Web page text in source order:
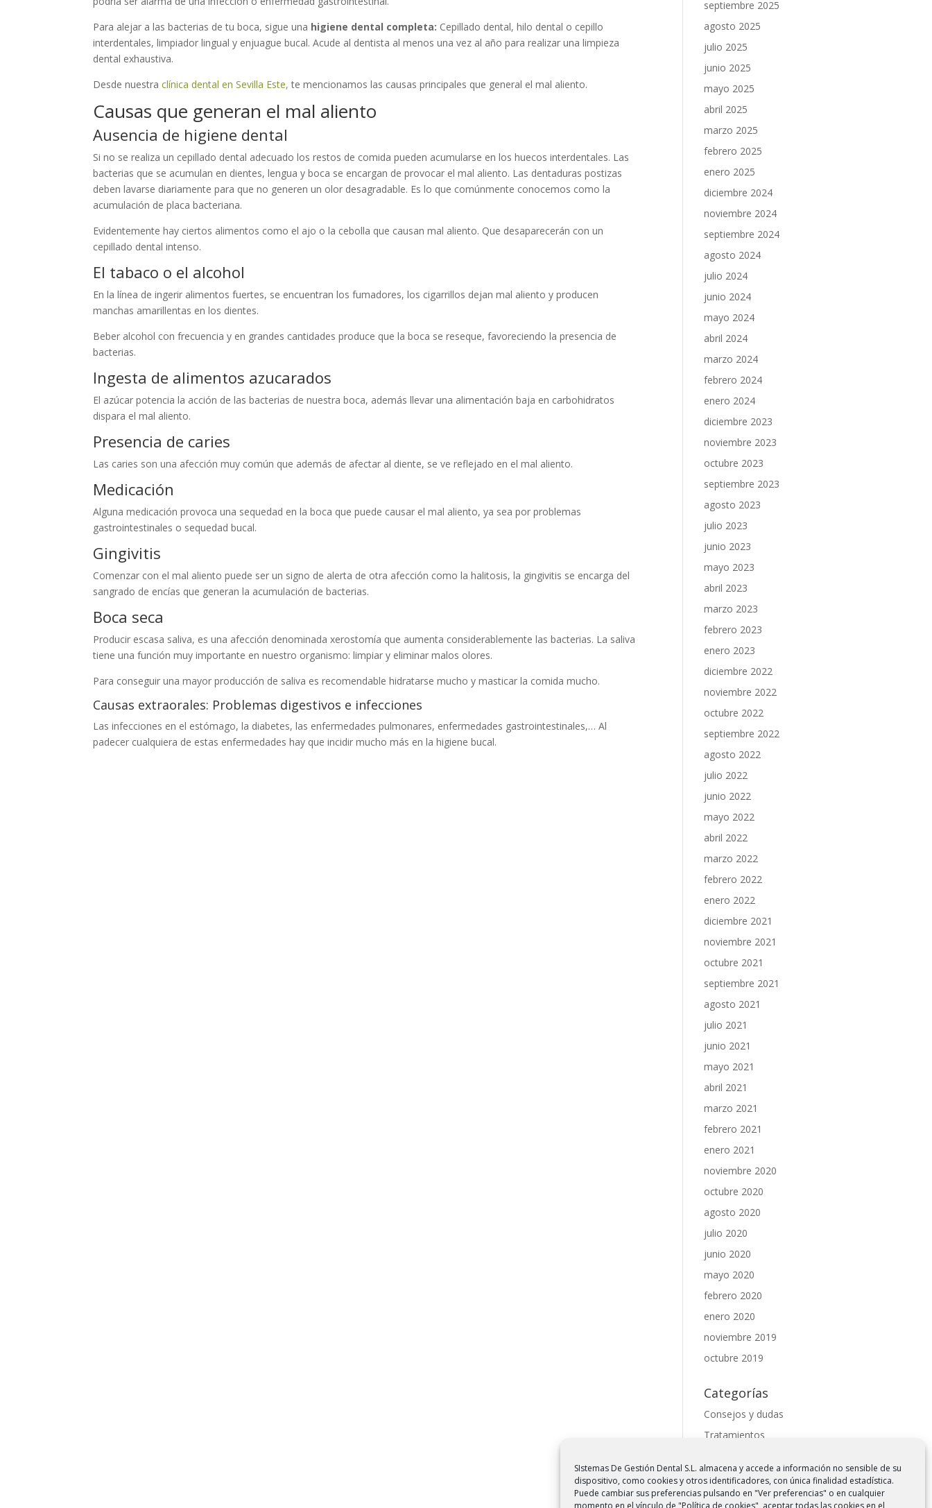
SIstemas De Gestión Dental S.L. almacena y accede a información no sensible de su
dispositivo, como cookies y otros identificadores, con única finalidad estadística.
Puede cambiar sus preferencias pulsando en "Ver preferencias" o en cualquier
momento en el vínculo de "Política de cookies", aceptar todas las cookies en el
Para alejar a las bacterias de tu boca, sigue una higiene dental completa: Cepillado dental, hilo dental o cepillo
interdentales, limpiador lingual y enjuague bucal. Acude al dentista al menos una vez al año para realizar una limpieza
dental exhaustiva.
Desde nuestraclínica dental en Sevilla Este, te mencionamos las causas principales que general el mal aliento.
Causas que generan el mal aliento
Ausencia de higiene dental
Si no se realiza un cepillado dental adecuado los restos de comida pueden acumularse en los huecos interdentales. Las
bacterias que se acumulan en dientes, lengua y boca se encargan de provocar el mal aliento. Las dentaduras postizas
deben lavarse diariamente para que no generen un olor desagradable. Es lo que comúnmente conocemos como la
acumulación de placa bacteriana.
Evidentemente hay ciertos alimentos como el ajo o la cebolla que causan mal aliento. Que desaparecerán con un
cepillado dental intenso.
El tabaco o el alcohol
En la línea de ingerir alimentos fuertes, se encuentran los fumadores, los cigarrillos dejan mal aliento y producen
manchas amarillentas en los dientes.
Beber alcohol con frecuencia y en grandes cantidades produce que la boca se reseque, favoreciendo la presencia de
bacterias.
Ingesta de alimentos azucarados
El azúcar potencia la acción de las bacterias de nuestra boca, además llevar una alimentación baja en carbohidratos
dispara el mal aliento.
Presencia de caries
Las caries son una afección muy común que además de afectar al diente, se ve reflejado en el mal aliento.
Medicación
Alguna medicación provoca una sequedad en la boca que puede causar el mal aliento, ya sea por problemas
gastrointestinales o sequedad bucal.
Gingivitis
Comenzar con el mal aliento puede ser un signo de alerta de otra afección como la halitosis, la gingivitis se encarga del
sangrado de encías que generan la acumulación de bacterias.
Boca seca
Producir escasa saliva, es una afección denominada xerostomía que aumenta considerablemente las bacterias. La saliva
tiene una función muy importante en nuestro organismo: limpiar y eliminar malos olores.
Para conseguir una mayor producción de saliva es recomendable hidratarse mucho y masticar la comida mucho.
Causas extraorales: Problemas digestivos e infecciones
Las infecciones en el estómago, la diabetes, las enfermedades pulmonares, enfermedades gastrointestinales,… Al
padecer cualquiera de estas enfermedades hay que incidir mucho más en la higiene bucal.
septiembre 2025
agosto 2025
julio 2025
junio 2025
mayo 2025
abril 2025
marzo 2025
febrero 2025
enero 2025
diciembre 2024
noviembre 2024
septiembre 2024
agosto 2024
julio 2024
junio 2024
mayo 2024
abril 2024
marzo 2024
febrero 2024
enero 2024
diciembre 2023
noviembre 2023
octubre 2023
septiembre 2023
agosto 2023
julio 2023
junio 2023
mayo 2023
abril 2023
marzo 2023
febrero 2023
enero 2023
diciembre 2022
noviembre 2022
octubre 2022
septiembre 2022
agosto 2022
julio 2022
junio 2022
mayo 2022
abril 2022
marzo 2022
febrero 2022
enero 2022
diciembre 2021
noviembre 2021
octubre 2021
septiembre 2021
agosto 2021
julio 2021
junio 2021
mayo 2021
abril 2021
marzo 2021
febrero 2021
enero 2021
noviembre 2020
octubre 2020
agosto 2020
julio 2020
junio 2020
mayo 2020
febrero 2020
enero 2020
noviembre 2019
octubre 2019
Categorías
Consejos y dudas
Tratamientos
Meta
Acceder